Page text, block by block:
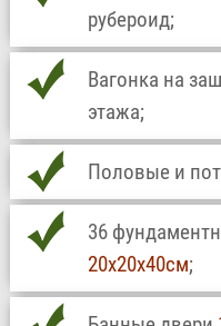
рубероид;
Вагонка на
этажа;
Половые и
36
20х20х40см;